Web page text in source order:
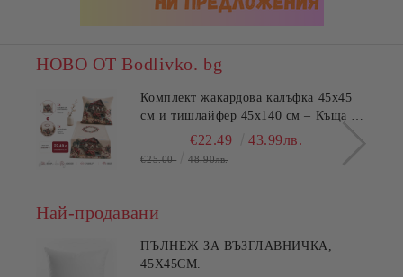
НОВО ОТ Bodlivko. bg
Комплект жакардова калъфка 45x45
см и тишлайфер 45x140 см – Къща с
€22.49 43.99лв.
€25.00 48.90лв.
Най-продавани
ПЪЛНЕЖ ЗА ВЪЗГЛАВНИЧКА,
45X45СМ.